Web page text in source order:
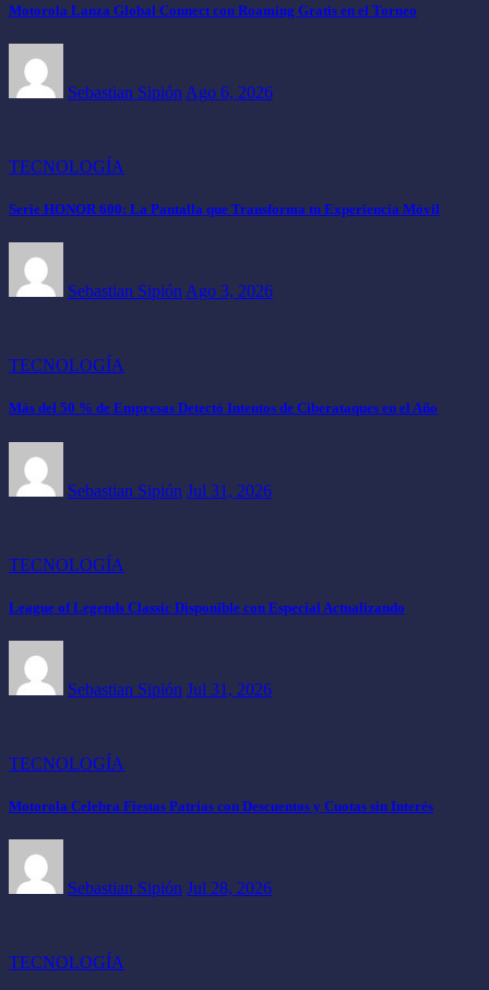
Motorola Lanza Global Connect con Roaming Gratis en el Torneo
Sebastian Sipión Ago 6, 2026
TECNOLOGÍA
Serie HONOR 600: La Pantalla que Transforma tu Experiencia Móvil
Sebastian Sipión Ago 3, 2026
TECNOLOGÍA
Más del 50 % de Empresas Detectó Intentos de Ciberataques en el Año
Sebastian Sipión Jul 31, 2026
TECNOLOGÍA
League of Legends Classic Disponible con Especial Actualizando
Sebastian Sipión Jul 31, 2026
TECNOLOGÍA
Motorola Celebra Fiestas Patrias con Descuentos y Cuotas sin Interés
Sebastian Sipión Jul 28, 2026
TECNOLOGÍA